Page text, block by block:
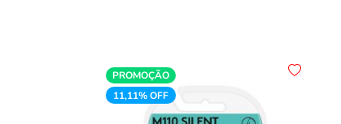
PROMOÇÃO
11,11% OFF